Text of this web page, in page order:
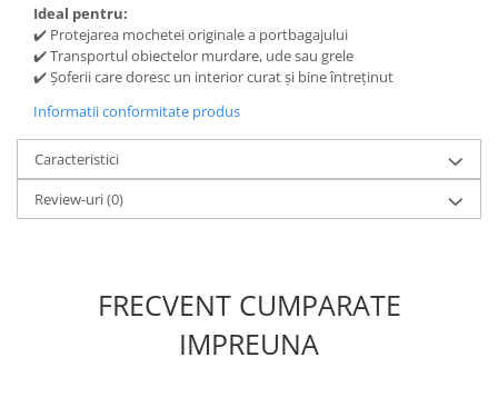
Ideal pentru:
✔️ Protejarea mochetei originale a portbagajului
✔️ Transportul obiectelor murdare, ude sau grele
✔️ Șoferii care doresc un interior curat și bine întreținut
Informatii conformitate produs
Caracteristici
Review-uri(0)
FRECVENT CUMPARATE
IMPREUNA